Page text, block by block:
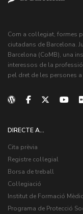
Com a col·legiat, formes
ciutadans de Barcelona.
Barcelona (CoMB), una
interessos de la
pel dret de les persones
DIRECTE A...
Cita prèvia
Registre col·legial
Borsa de treball
Col·legiació
Institut de Formació
Programa de Protecció